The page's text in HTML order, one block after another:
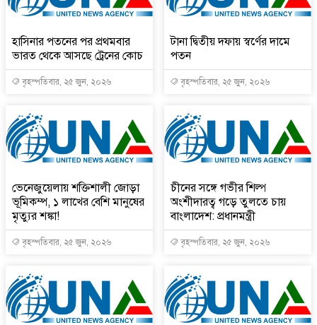
হাসিনার পতনের পর প্রথমবার
ভারত থেকে আসছে ট্রেনের কোচ
বৃহস্পতিবার, ২৫ জুন, ২০২৬
টানা দ্বিতীয় দফায় স্বর্ণের দামে
পতন
বৃহস্পতিবার, ২৫ জুন, ২০২৬
ভেনেজুয়েলায় শক্তিশালী জোড়া
ভূমিকম্প, ১ লাখের বেশি মানুষের
মৃত্যুর শঙ্কা!
বৃহস্পতিবার, ২৫ জুন, ২০২৬
চীনের সঙ্গে গভীর শিল্প
অংশীদারত্ব গড়ে তুলতে চায়
বাংলাদেশ: প্রধানমন্ত্রী
বৃহস্পতিবার, ২৫ জুন, ২০২৬